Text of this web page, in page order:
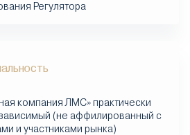
Регулятора
компания ЛМС» практически
(не аффилированный с
и участниками рынка)